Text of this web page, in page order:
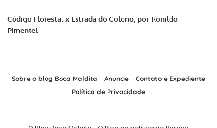
Código Florestal x Estrada do Colono, por Ronildo
Pimentel
Sobre o blog Boca Maldita Anuncie
Contato e Expediente
Política de Privacidade